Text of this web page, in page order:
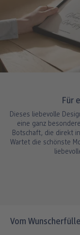
Für
Dieses liebevolle
eine ganz
Botschaft, die direkt
Wartet die schönste
Vom